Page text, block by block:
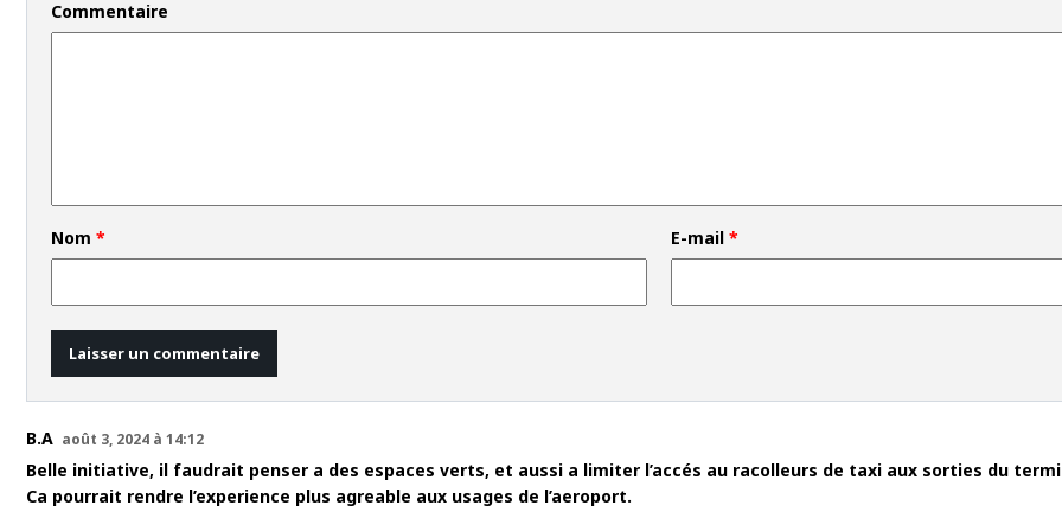
Commentaire
Nom * E-mail*
B.A août 3, 2024 à 14:12
Belle initiative, il faudrait penser a des espaces verts, et aussi a limiter l’accés au racolleurs de taxi aux sorties du
Ca pourrait rendre l’experience plus agreable aux usages de l’aeroport.